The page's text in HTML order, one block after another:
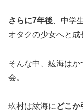
さらに7年後 、中学
オタクの少女へと成
そんな中、紘海は
会。
玖村は紘海に どこか